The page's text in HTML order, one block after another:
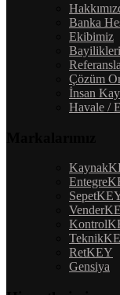
Banka
Ekibimiz
Çözüm
İnsan
Havale /
RetKEY
Gensiya